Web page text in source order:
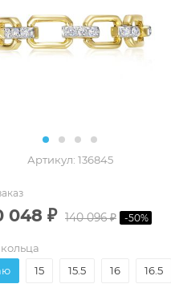
Артикул: 136845
048 ₽ 140 096 ₽ -50%
15 15.5 16 16.5